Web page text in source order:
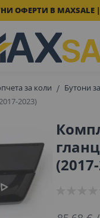
ОФЕРТИ В MAXSALE
за коли
Бутони
2023)